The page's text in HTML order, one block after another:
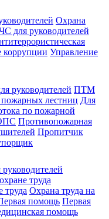
Охрана
для руководителей
коррупции Управление
руководителей ПТМ
лестниц Для
по пожарной
Противопожарная
Пропитчик
труда
труда Охрана труда на
помощь Первая
помощь